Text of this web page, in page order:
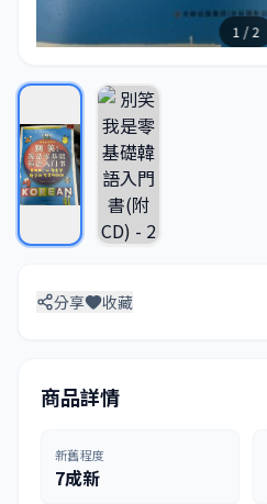
1 / 2
分享 收藏
商品詳情
新舊程度
7成新